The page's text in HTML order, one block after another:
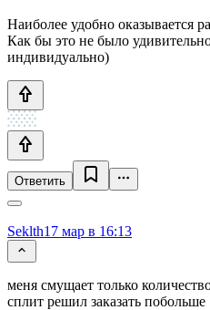
Наиболее удобно оказывается
Как бы это не было
индивидуально)
Ответить
Seklth17 мар в 16:13
меня смущает только
сплит решил заказать побольше